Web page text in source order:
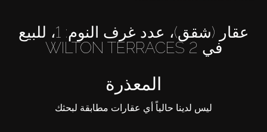
عقار (شقق)، عدد غرف النوم: 1، للبيع
في WILTON TERRACES 2
المعذرة
ليس لدينا حالياً أي عقارات مطابقة لبحثك